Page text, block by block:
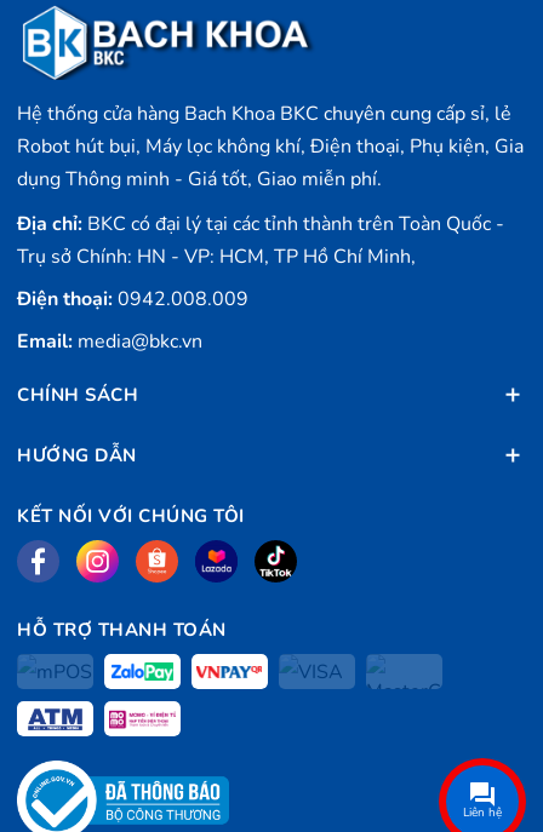
Hệ thống cửa hàng Bach Khoa BKC chuyên cung cấp sỉ, lẻ
Robot hút bụi, Máy lọc không khí, Điện thoại, Phụ kiện, Gia
dụng Thông minh - Giá tốt, Giao miễn phí.
Địa chỉ: BKC có đại lý tại các tỉnh thành trên Toàn Quốc -
Trụ sở Chính: HN - VP: HCM, TP Hồ Chí Minh,
Điện thoại:0942.008.009
Email: media@bkc.vn
CHÍNH SÁCH
HƯỚNG DẪN
KẾT NỐI VỚI CHÚNG TÔI
HỖ TRỢ THANH TOÁN
Liên hệ